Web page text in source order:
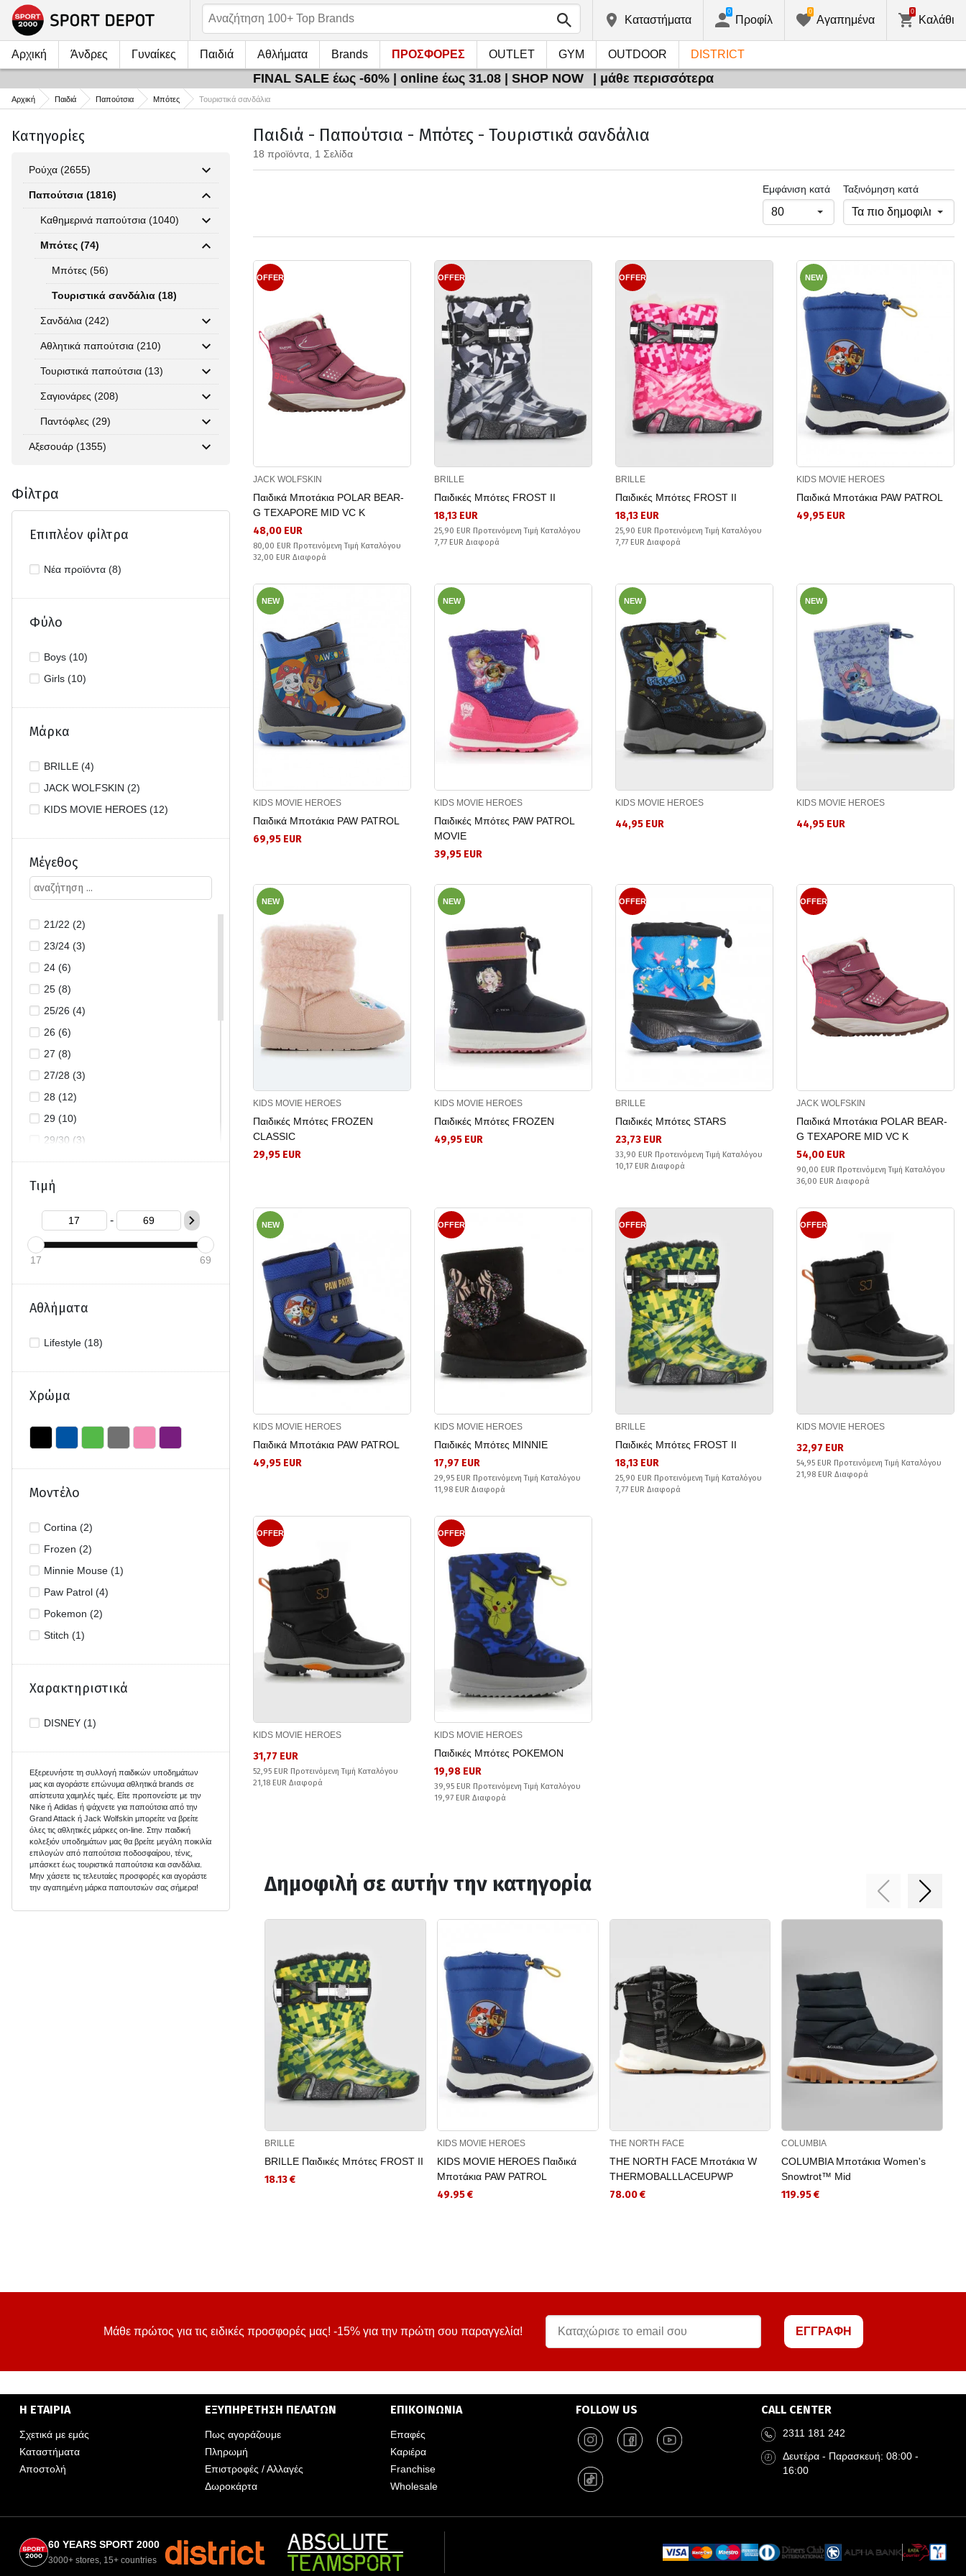
Kαταστήματα Προφίλ
0
Αγαπημένα
0
Καλάθι
0
Αρχική Άνδρες Γυναίκες Παιδιά Αθλήματα Brands ΠΡΟΣΦΟΡΕΣ OUTLET GYM OUTDOOR DISTRICT
FINAL SALE έως -60% | online έως 31.08 | SHOP NOW | μάθε περισσότερα
Αρχική Παιδιά Παπούτσια Μπότες Τουριστικά σανδάλια
Κατηγορίες
Ρούχα (2655)
Παπούτσια (1816)
Καθημερινά παπούτσια (1040)
Μπότες (74)
Μπότες (56)
Τουριστικά σανδάλια (18)
Σανδάλια (242)
Αθλητικά παπούτσια (210)
Τουριστικά παπούτσια (13)
Σαγιονάρες (208)
Παντόφλες (29)
Αξεσουάρ (1355)
Φίλτρα
Επιπλέον φίλτρα
Νέα προϊόντα (8)
Φύλο
Boys (10)
Girls (10)
Μάρκα
BRILLE (4)
JACK WOLFSKIN (2)
KIDS MOVIE HEROES (12)
Μέγεθος
21/22 (2)
23/24 (3)
24 (6)
25 (8)
25/26 (4)
26 (6)
27 (8)
27/28 (3)
28 (12)
29 (10)
29/30 (3)
30 (11)
31 (5)
32 (4)
33 (1)
35 (2)
38 (1)
Τιμή
-
17 69
Αθλήματα
Lifestyle (18)
Χρώμα
Μοντέλο
Cortina (2)
Frozen (2)
Minnie Mouse (1)
Paw Patrol (4)
Pokemon (2)
Stitch (1)
Χαρακτηριστικά
DISNEY (1)
Εξερευνήστε τη συλλογή παιδικών υποδημάτων
μας και αγοράστε επώνυμα αθλητικά brands σε
απίστευτα χαμηλές τιμές. Είτε προπονείστε με την
Nike ή Adidas ή ψάχνετε για παπούτσια από την
Grand Attack ή Jack Wolfskin μπορείτε να βρείτε
όλες τις αθλητικές μάρκες on-line. Στην παιδική
κολεξιόν υποδημάτων μας θα βρείτε μεγάλη ποικιλία
επιλογών από παπούτσια ποδοσφαίρου, τένις,
μπάσκετ έως τουριστικά παπούτσια και σανδάλια.
Μην χάσετε τις τελευταίες προσφορές και αγοράστε
την αγαπημένη μάρκα παπουτσιών σας σήμερα!
Παιδιά - Παπούτσια - Μπότες - Τουριστικά σανδάλια
18 προϊόντα, 1 Σελίδα
Εμφάνιση κατά Ταξινόμηση κατά
OFFER
JACK WOLFSKIN
Παιδικά Μποτάκια POLAR BEAR-
G TEXAPORE MID VC K
48,00 EUR
80,00 EUR Προτεινόμενη Τιμή Καταλόγου
32,00 EUR Διαφορά
OFFER
BRILLE
Παιδικές Μπότες FROST II
18,13 EUR
25,90 EUR Προτεινόμενη Τιμή Καταλόγου
7,77 EUR Διαφορά
OFFER
BRILLE
Παιδικές Μπότες FROST II
18,13 EUR
25,90 EUR Προτεινόμενη Τιμή Καταλόγου
7,77 EUR Διαφορά
NEW
KIDS MOVIE HEROES
Παιδικά Μποτάκια PAW PATROL
49,95 EUR
NEW
KIDS MOVIE HEROES
Παιδικά Μποτάκια PAW PATROL
69,95 EUR
NEW
KIDS MOVIE HEROES
Παιδικές Μπότες PAW PATROL
MOVIE
39,95 EUR
NEW
KIDS MOVIE HEROES
44,95 EUR
NEW
KIDS MOVIE HEROES
44,95 EUR
NEW
KIDS MOVIE HEROES
Παιδικές Μπότες FROZEN
CLASSIC
29,95 EUR
NEW
KIDS MOVIE HEROES
Παιδικές Μπότες FROZEN
49,95 EUR
OFFER
BRILLE
Παιδικές Μπότες STARS
23,73 EUR
33,90 EUR Προτεινόμενη Τιμή Καταλόγου
10,17 EUR Διαφορά
OFFER
JACK WOLFSKIN
Παιδικά Μποτάκια POLAR BEAR-
G TEXAPORE MID VC K
54,00 EUR
90,00 EUR Προτεινόμενη Τιμή Καταλόγου
36,00 EUR Διαφορά
NEW
KIDS MOVIE HEROES
Παιδικά Μποτάκια PAW PATROL
49,95 EUR
OFFER
KIDS MOVIE HEROES
Παιδικές Μπότες MINNIE
17,97 EUR
29,95 EUR Προτεινόμενη Τιμή Καταλόγου
11,98 EUR Διαφορά
OFFER
BRILLE
Παιδικές Μπότες FROST II
18,13 EUR
25,90 EUR Προτεινόμενη Τιμή Καταλόγου
7,77 EUR Διαφορά
OFFER
KIDS MOVIE HEROES
32,97 EUR
54,95 EUR Προτεινόμενη Τιμή Καταλόγου
21,98 EUR Διαφορά
OFFER
KIDS MOVIE HEROES
31,77 EUR
52,95 EUR Προτεινόμενη Τιμή Καταλόγου
21,18 EUR Διαφορά
OFFER
KIDS MOVIE HEROES
Παιδικές Μπότες POKEMON
19,98 EUR
39,95 EUR Προτεινόμενη Τιμή Καταλόγου
19,97 EUR Διαφορά
Δημοφιλή σε αυτήν την κατηγορία
BRILLE
BRILLE Παιδικές Μπότες FROST II
18.13 €
KIDS MOVIE HEROES
KIDS MOVIE HEROES Παιδικά
Μποτάκια PAW PATROL
49.95 €
THE NORTH FACE
THE NORTH FACE Μποτάκια W
THERMOBALLLACEUPWP
78.00 €
COLUMBIA
COLUMBIA Μποτάκια Women's
Snowtrot™ Mid
119.95 €
Μάθε πρώτος για τις ειδικές προσφορές μας! -15% για την πρώτη σου παραγγελία! ΕΓΓΡΑΦΗ
Η ΕΤΑΙΡΙΑ
Σχετικά με εμάς
Καταστήματα
Αποστολή
ΕΞΥΠΗΡΕΤΗΣΗ ΠΕΛΑΤΩΝ
Πως αγοράζουμε
Πληρωμή
Επιστροφές / Αλλαγές
Δωροκάρτα
ΕΠΙΚΟΙΝΩΝΙΑ
Επαφές
Καριέρα
Franchise
Wholesale
FOLLOW US CALL CENTER
2311 181 242
Δευτέρα - Παρασκευή: 08:00 -
16:00
60 YEARS SPORT 2000
3000+ stores, 15+ countries